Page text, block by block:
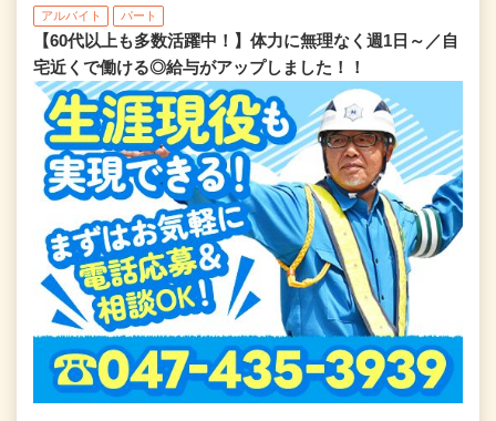
アルバイト パート
【60代以上も多数活躍中！】体力に無理なく週1日～／自
宅近くで働ける◎給与がアップしました！！